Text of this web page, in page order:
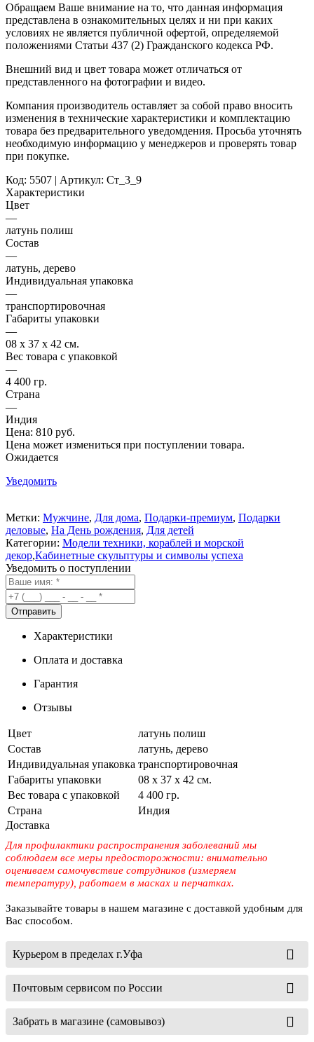
Обращаем Ваше внимание на то, что данная информация
представлена в ознакомительных целях и ни при каких
условиях не является публичной офертой, определяемой
положениями Статьи 437 (2) Гражданского кодекса РФ.
Внешний вид и цвет товара может отличаться от
представленного на фотографии и видео.
Компания производитель оставляет за собой право вносить
изменения в технические характеристики и комплектацию
товара без предварительного уведомдения. Просьба уточнять
необходимую информацию у менеджеров и проверять товар
при покупке.
Код: 5507 | Артикул: Ст_3_9
Характеристики
Цвет
—
латунь полиш
Состав
—
латунь, дерево
Индивидуальная упаковка
—
транспортировочная
Габариты упаковки
—
08 х 37 х 42 см.
Вес товара с упаковкой
—
4 400 гр.
Страна
—
Индия
Цена: 810 руб.
Цена может измениться при поступлении товара.
Ожидается
Уведомить
Метки: Мужчине, Для дома, Подарки-премиум, Подарки
деловые, На День рождения, Для детей
Категории: Модели техники, кораблей и морской
декор,Кабинетные скульптуры и символы успеха
Уведомить о поступлении
Характеристики
Оплата и доставка
Гарантия
Отзывы
Цвет
латунь полиш
Состав
латунь, дерево
Индивидуальная упаковка транспортировочная
Габариты упаковки
08 х 37 х 42 см.
Вес товара с упаковкой
4 400 гр.
Страна
Индия
Доставка
Для профилактики распространения заболеваний мы
соблюдаем все меры предосторожности: внимательно
оцениваем самочувствие сотрудников (измеряем
температуру), работаем в масках и перчатках.
Заказывайте товары в нашем магазине с доставкой удобным для
Вас способом.
Курьером в пределах г.Уфа
Почтовым сервисом по России
Забрать в магазине (самовывоз)